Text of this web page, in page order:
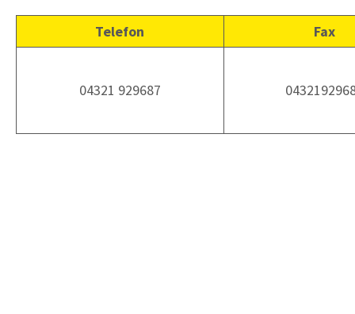
Telefon Fax
04321 929687